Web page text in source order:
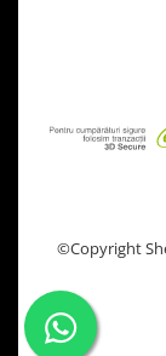
©Copyright